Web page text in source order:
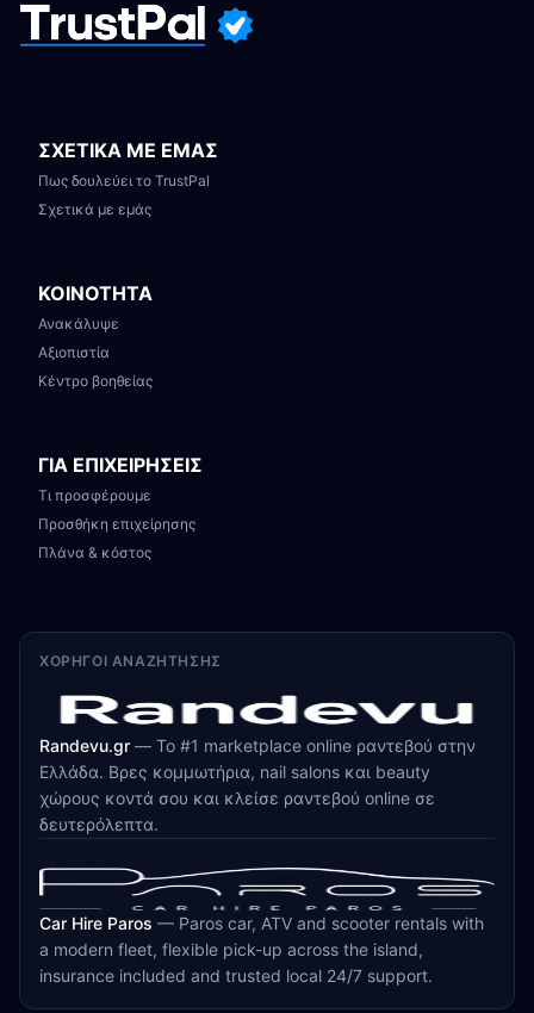
ΣΧΕΤΙΚΑ ΜΕ ΕΜΑΣ
Πως δουλεύει το TrustPal
Σχετικά με εμάς
ΚΟΙΝΟΤΗΤΑ
Ανακάλυψε
Αξιοπιστία
Κέντρο βοηθείας
ΓΙΑ ΕΠΙΧΕΙΡΗΣΕΙΣ
Τι προσφέρουμε
Προσθήκη επιχείρησης
Πλάνα & κόστος
ΧΟΡΗΓΟΊ ΑΝΑΖΉΤΗΣΗΣ
Randevu.gr — Το #1 marketplace online ραντεβού στην
Ελλάδα. Βρες κομμωτήρια, nail salons και beauty
χώρους κοντά σου και κλείσε ραντεβού online σε
δευτερόλεπτα.
Car Hire Paros — Paros car, ATV and scooter rentals with
a modern fleet, flexible pick-up across the island,
insurance included and trusted local 24/7 support.